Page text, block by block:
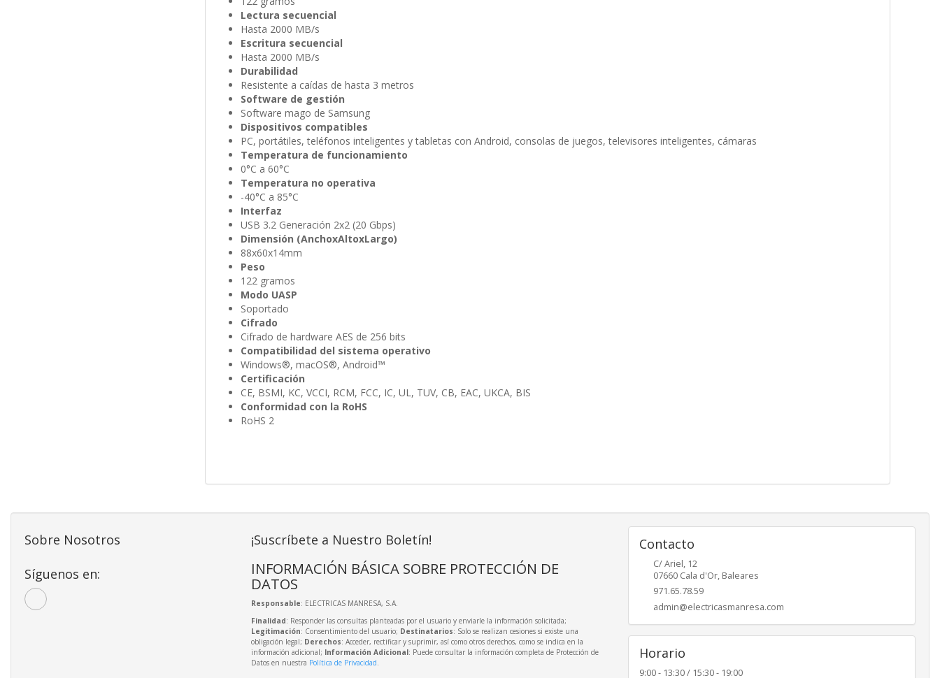
Lectura secuencial
Hasta 2000 MB/s
Escritura secuencial
Hasta 2000 MB/s
Durabilidad
Resistente a caídas de hasta 3 metros
Software de gestión
Software mago de Samsung
Dispositivos compatibles
PC, portátiles, teléfonos inteligentes y tabletas con Android, consolas de juegos, televisores inteligentes, cámaras
Temperatura de funcionamiento
0°C a 60°C
Temperatura no operativa
-40°C a 85°C
Interfaz
USB 3.2 Generación 2x2 (20 Gbps)
Dimensión (AnchoxAltoxLargo)
88x60x14mm
Peso
122 gramos
Modo UASP
Soportado
Cifrado
Cifrado de hardware AES de 256 bits
Compatibilidad del sistema operativo
Windows®, macOS®, Android™
Certificación
CE, BSMI, KC, VCCI, RCM, FCC, IC, UL, TUV, CB, EAC, UKCA, BIS
Conformidad con la RoHS
RoHS 2
Sobre Nosotros
Síguenos en:
¡Suscríbete a Nuestro Boletín!
INFORMACIÓN BÁSICA SOBRE PROTECCIÓN DE
DATOS
Responsable: ELECTRICAS MANRESA, S.A.
Finalidad: Responder las consultas planteadas por el usuario y enviarle la información solicitada;
Legitimación: Consentimiento del usuario; Destinatarios: Solo se realizan cesiones si existe una
obligación legal; Derechos: Acceder, rectificar y suprimir, así como otros derechos, como se indica en la
información adicional; Información Adicional: Puede consultar la información completa de Protección de
Datos en nuestra Política de Privacidad.
Contacto
C/ Ariel, 12
07660 Cala d'Or, Baleares
971.65.78.59
admin@electricasmanresa.com
Horario
9:00 - 13:30 / 15:30 - 19:00